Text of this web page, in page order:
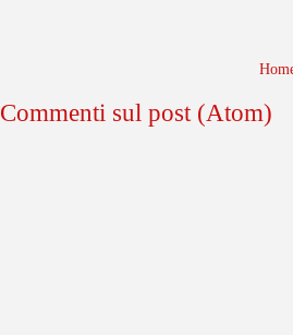
Commenti sul post (Atom)